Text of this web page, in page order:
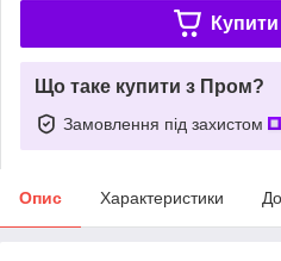
Купити
Що таке купити з Пром?
Замовлення під захистом
Опис Характеристики